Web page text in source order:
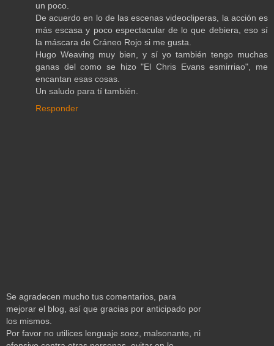
un poco.
De acuerdo en lo de las escenas videocliperas, la acción es
más escasa y poco espectacular de lo que debiera, eso sí
la máscara de Cráneo Rojo si me gusta.
Hugo Weaving muy bien, y sí yo también tengo muchas
ganas del como se hizo "El Chris Evans esmirriao", me
encantan esas cosas.
Un saludo para tí también.
Responder
Se agradecen mucho tus comentarios, para
mejorar el blog, así que gracias por anticipado por
los mismos.
Por favor no utilices lenguaje soez, malsonante, ni